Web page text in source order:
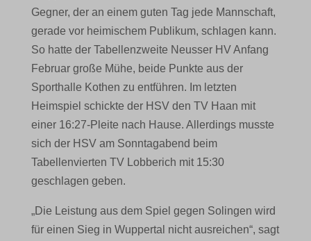
Gegner, der an einem guten Tag jede Mannschaft,
gerade vor heimischem Publikum, schlagen kann.
So hatte der Tabellenzweite Neusser HV Anfang
Februar große Mühe, beide Punkte aus der
Sporthalle Kothen zu entführen. Im letzten
Heimspiel schickte der HSV den TV Haan mit
einer 16:27-Pleite nach Hause. Allerdings musste
sich der HSV am Sonntagabend beim
Tabellenvierten TV Lobberich mit 15:30
geschlagen geben.
„Die Leistung aus dem Spiel gegen Solingen wird
für einen Sieg in Wuppertal nicht ausreichen“, sagt